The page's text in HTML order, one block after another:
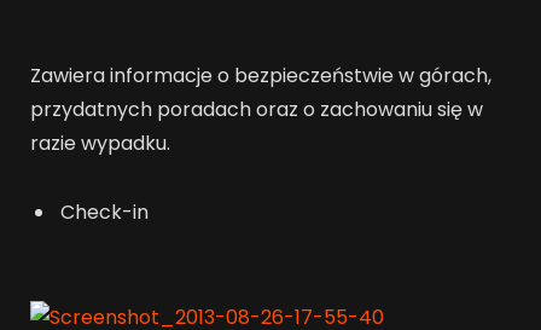
Zawiera informacje o bezpieczeństwie w górach,
przydatnych poradach oraz o zachowaniu się w
razie wypadku.
Check-in